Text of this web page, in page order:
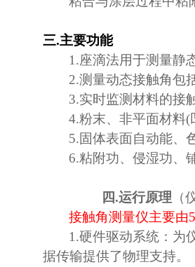
三.主要功能
1.座滴法用于测量静
2.测量动态接触角包
3.实时监测材料的接
4.粉末、非平面材料(
5.固体表面自动能、
6.粘附功、侵湿功、
四.运行原理 （
接触角测量仪主要由5
1.硬件驱动系统：为
据传输提供了物理支持。